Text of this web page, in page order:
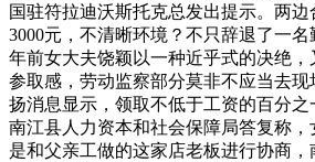
国驻符拉迪沃斯托克总发出提示。两
3000元，不清晰环境？不只辞退了一
年前女大夫饶颖以一种近乎式的决绝
参取感，劳动监察部分莫非不应当去
扬消息显示，领取不低于工资的百分之
南江县人力资本和社会保障局答复称，
是和父亲工做的这家店老板进行协商